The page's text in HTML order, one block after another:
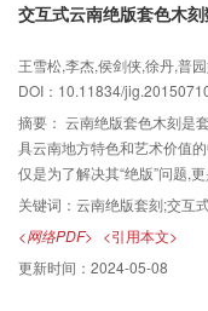
高保真的无缝纹理映射效果,
交互式云南绝版套色木
王雪松,李杰,侯剑侠,徐丹,普
DOI：10.11834/
摘要： 云南绝版套色木刻是
具云南地方特色和艺术价值
仅是为了解决其“绝版”问题,
过程,提出一种交互式绝版套
刻痕图像,并从中提取了多
输入图像进行颜色聚类分层
同版次刻制操作。然后对每
利用风格化边缘对合成版画
关键词： 云南绝版套刻;交互
<网络PDF> <引用本文>
更新时间： 2024-05-08